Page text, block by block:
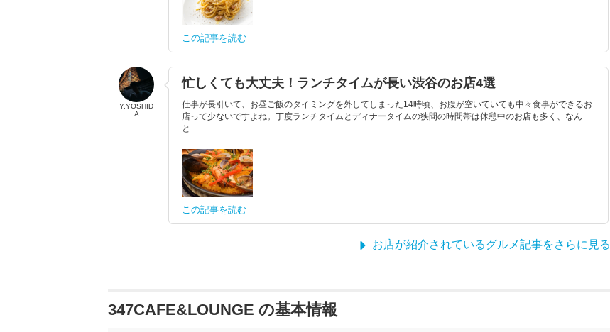
この記事を読む
Y.YOSHID
A
忙しくても大丈夫！ランチタイムが長い渋谷のお店4選
仕事が長引いて、お昼ご飯のタイミングを外してしまった14時頃、お腹が空いていても中々食事ができるお
店って少ないですよね。丁度ランチタイムとディナータイムの狭間の時間帯は休憩中のお店も多く、なん
と...
この記事を読む
お店が紹介されているグルメ記事をさらに見る
347CAFE&LOUNGE の基本情報